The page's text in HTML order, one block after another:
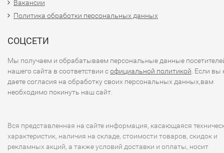
Вакансии
Политика обработки персональных данных
СОЦСЕТИ
Мы получаем и обрабатываем персональные данные
нашего сайта в соответствии софициальной политикой . Если вы
даете согласия на обработку своих персональных данных,вам
необходимо покинуть наш сайт.
Вся представленная на сайте информация, касающаяся
характеристик, наличия на складе, стоимости товаров, скидок и
рекламных акций, а также условий доставки и оплаты, носит